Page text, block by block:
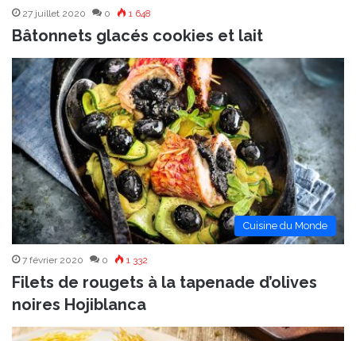
27 juillet 2020 0 1 648
Bâtonnets glacés cookies et lait
Cuisine du Monde
7 février 2020 0 1 332
Filets de rougets à la tapenade d’olives
noires Hojiblanca